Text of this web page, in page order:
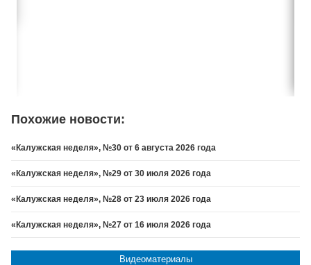
Похожие новости:
«Калужская неделя», №30 от 6 августа 2026 года
«Калужская неделя», №29 от 30 июля 2026 года
«Калужская неделя», №28 от 23 июля 2026 года
«Калужская неделя», №27 от 16 июля 2026 года
Видеоматериалы